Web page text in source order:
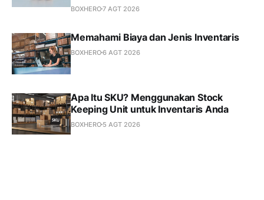
BOXHERO7 AGT 2026
Memahami Biaya dan Jenis Inventaris
BOXHERO6 AGT 2026
Apa Itu SKU? Menggunakan Stock
Keeping Unit untuk Inventaris Anda
BOXHERO 5 AGT 2026